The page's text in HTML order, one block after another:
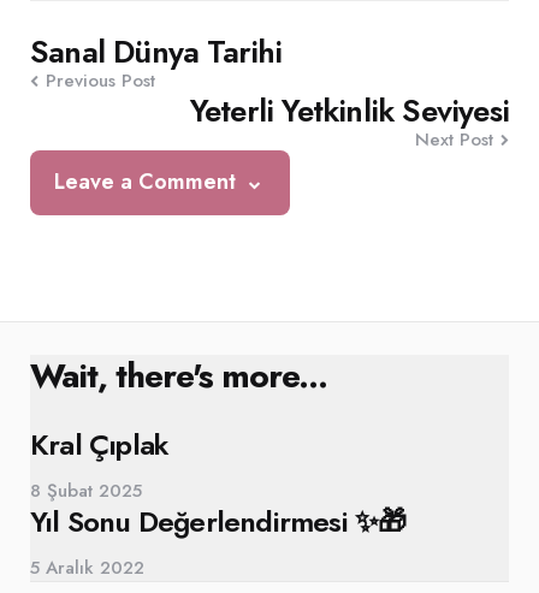
Post
navigation
Sanal Dünya Tarihi
Previous Post
Yeterli Yetkinlik Seviyesi
Next Post
Leave a Comment
Wait, there's more...
Kral Çıplak
8 Şubat 2025
Yıl Sonu Değerlendirmesi ✨🎁
5 Aralık 2022